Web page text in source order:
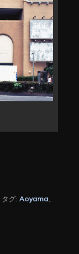
タグ: Aoyama